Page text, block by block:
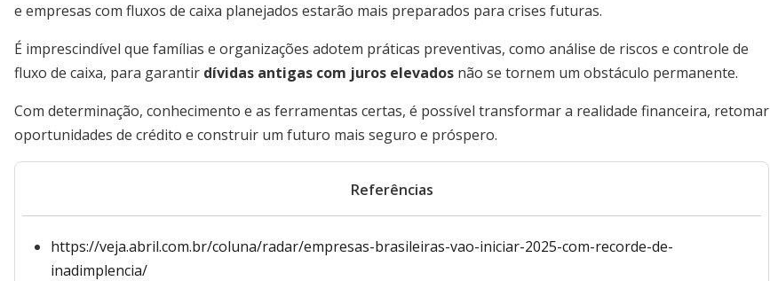
e empresas com fluxos de caixa planejados estarão mais preparados para crises futuras.
É imprescindível que famílias e organizações adotem práticas preventivas, como análise de riscos e controle de
fluxo de caixa, para garantir dívidas antigas com juros elevados não se tornem um obstáculo permanente.
Com determinação, conhecimento e as ferramentas certas, é possível transformar a realidade financeira, retomar
oportunidades de crédito e construir um futuro mais seguro e próspero.
Referências
https://veja.abril.com.br/coluna/radar/empresas-brasileiras-vao-iniciar-2025-com-recorde-de-
inadimplencia/